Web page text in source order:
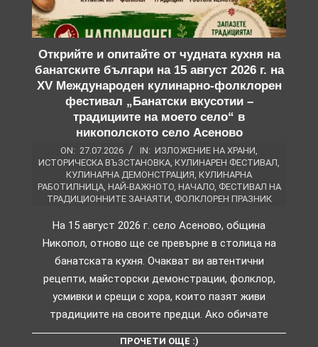
Открийте и опитайте от чудната кухня на
банатските българи на 15 август 2026 г. на
XV Международен кулинарно-фолклорен
фестивал „Банатски вкусотии –
традициите на моето село“ в
никополското село Асеново
ON: 27.07.2026 IN: ИЗЛОЖЕНИЕ НА ХРАНИ
ИСТОРИЧЕСКА ВЪЗСТАНОВКА КУЛИНАРЕН ФЕСТИВАЛ
КУЛИНАРНА ДЕМОНСТРАЦИЯ КУЛИНАРНА
РАБОТИЛНИЦА, НАЙ-ВАЖНОТО, НАЧАЛО, ФЕСТИВАЛ НА
ТРАДИЦИОННИТЕ ЗАНАЯТИ ФОЛКЛОРЕН ПРАЗНИК
На 15 август 2026 г. село Асеново, община
Никопол, отново ще се превърне в столица на
банатската кухня. Очакват ви автентични
рецепти, майсторски демонстрации, фолклор,
усмивки и срещи с хора, които пазят живи
традициите на своите предци. Ако обичате
ПРОЧЕТИ ОЩЕ :)